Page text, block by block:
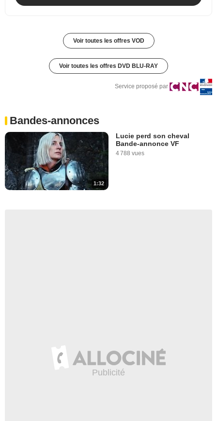
Voir toutes les offres VOD
Voir toutes les offres DVD BLU-RAY
Service proposé par
Bandes-annonces
1:32
Lucie perd son cheval
Bande-annonce VF
4 788 vues